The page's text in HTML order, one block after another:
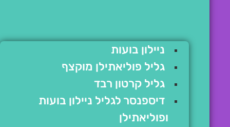
ניילון בועות
גליל פוליאתילן מוקצף
גליל קרטון רבד
דיספנסר לגליל ניילון בועות
ופוליאתילן